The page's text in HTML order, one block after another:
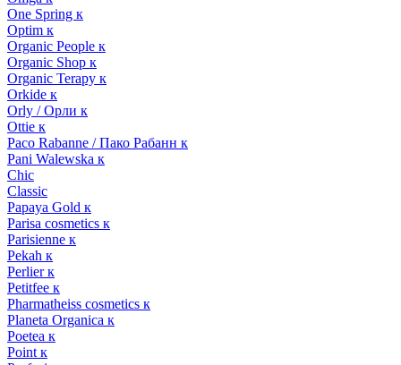
One Spring к
Optim к
Organic People к
Organic Shop к
Organic Terapy к
Orkide к
Orly / Орли к
Ottie к
Paco Rabanne / Пако Рабанн к
Pani Walewska к
Chic
Classic
Papaya Gold к
Parisa cosmetics к
Parisienne к
Pekah к
Perlier к
Petitfee к
Pharmatheiss cosmetics к
Planeta Organica к
Poetea к
Point к